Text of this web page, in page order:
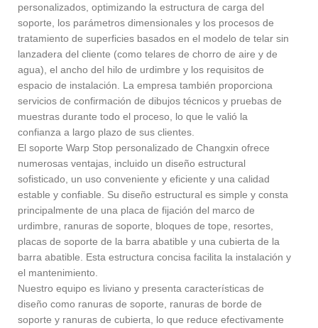
personalizados, optimizando la estructura de carga del
soporte, los parámetros dimensionales y los procesos de
tratamiento de superficies basados ​​en el modelo de telar sin
lanzadera del cliente (como telares de chorro de aire y de
agua), el ancho del hilo de urdimbre y los requisitos de
espacio de instalación. La empresa también proporciona
servicios de confirmación de dibujos técnicos y pruebas de
muestras durante todo el proceso, lo que le valió la
confianza a largo plazo de sus clientes.
El soporte Warp Stop personalizado de Changxin ofrece
numerosas ventajas, incluido un diseño estructural
sofisticado, un uso conveniente y eficiente y una calidad
estable y confiable. Su diseño estructural es simple y consta
principalmente de una placa de fijación del marco de
urdimbre, ranuras de soporte, bloques de tope, resortes,
placas de soporte de la barra abatible y una cubierta de la
barra abatible. Esta estructura concisa facilita la instalación y
el mantenimiento.
Nuestro equipo es liviano y presenta características de
diseño como ranuras de soporte, ranuras de borde de
soporte y ranuras de cubierta, lo que reduce efectivamente